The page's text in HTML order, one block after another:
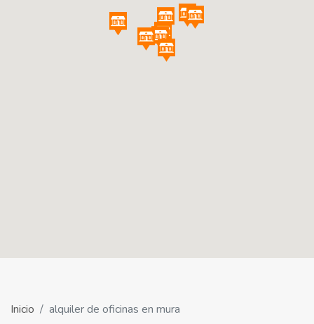
Inicio alquiler de oficinas en mura